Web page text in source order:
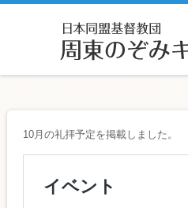
10月の礼拝予定を掲載しました。